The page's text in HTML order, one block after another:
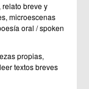
relato breve y
microescenas
oral / spoken
propias,
textos breves